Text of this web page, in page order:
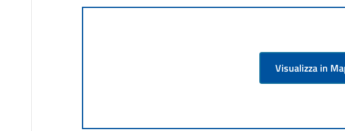
Visualizza in